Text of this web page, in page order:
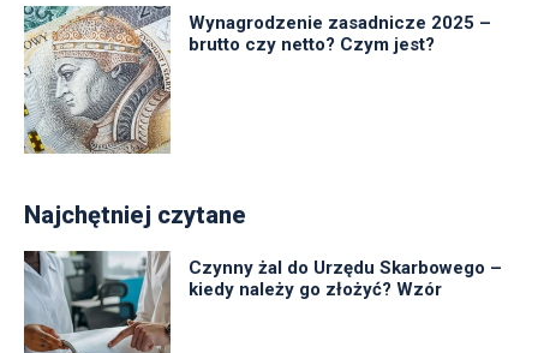
Wynagrodzenie zasadnicze 2025 –
brutto czy netto? Czym jest?
Najchętniej czytane
Czynny żal do Urzędu Skarbowego –
kiedy należy go złożyć? Wzór